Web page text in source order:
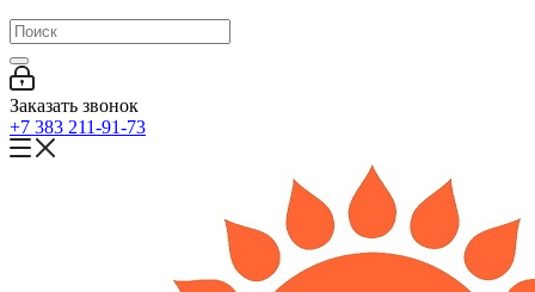
Заказать звонок
+7 383 211-91-73